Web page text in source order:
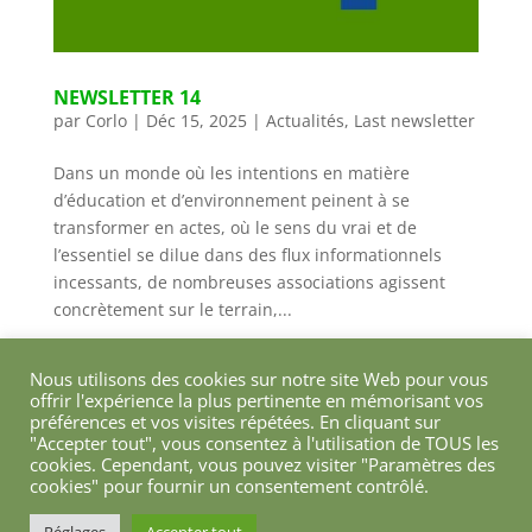
NEWSLETTER 14
par Corlo| Déc 15, 2025| Actualités, Last newsletter
Dans un monde où les intentions en matière
d’éducation et d’environnement peinent à se
transformer en actes, où le sens du vrai et de
l’essentiel se dilue dans des flux informationnels
incessants, de nombreuses associations agissent
concrètement sur le terrain,...
Nous utilisons des cookies sur notre site Web pour vous
offrir l'expérience la plus pertinente en mémorisant vos
préférences et vos visites répétées. En cliquant sur
"Accepter tout", vous consentez à l'utilisation de TOUS les
cookies. Cependant, vous pouvez visiter "Paramètres des
cookies" pour fournir un consentement contrôlé.